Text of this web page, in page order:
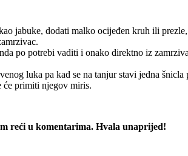
jabuke, dodati malko ocijeđen kruh ili
po potrebi vaditi i onako direktno iz
luka pa kad se na tanjur stavi jedna
će primiti njegov miris.
reći u komentarima. Hvala unaprijed!